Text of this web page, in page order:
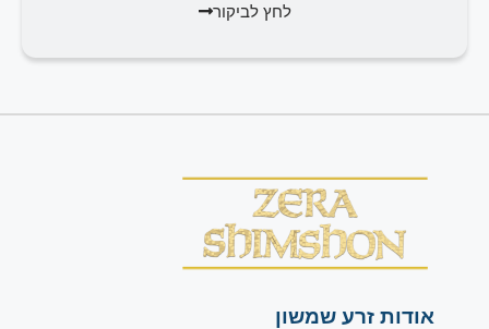
לחץ לביקור
אודות זרע שמשון